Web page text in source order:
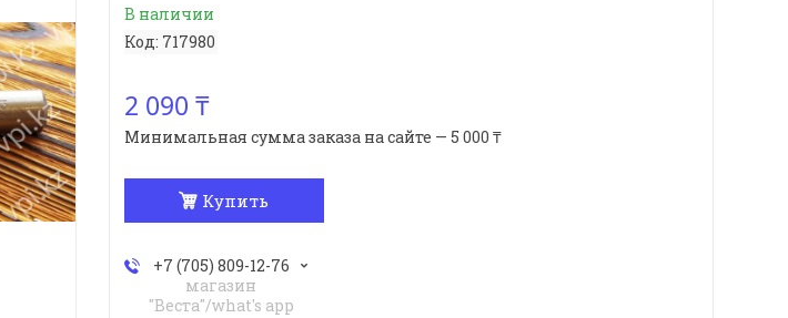
В наличии
Код: 717980
2 090 ₸
Минимальная сумма заказа на сайте — 5 000 ₸
Купить
+7 (705) 809-12-76
магазин
"Веста"/what's app